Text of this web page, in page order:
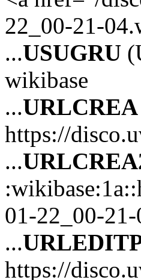
22_00-21-
...USUGRU
wikibase
...URLCREA
https://
...
01-22_00-
...
https://